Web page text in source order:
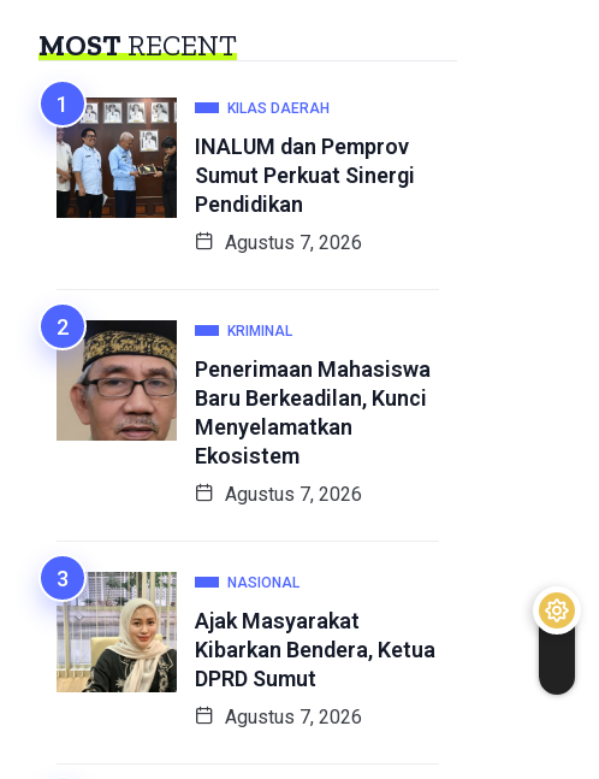
MOSTRECENT
KILAS DAERAH
INALUM dan Pemprov
Sumut Perkuat Sinergi
Pendidikan
Agustus 7, 2026
KRIMINAL
Penerimaan Mahasiswa
Baru Berkeadilan, Kunci
Menyelamatkan
Ekosistem
Agustus 7, 2026
NASIONAL
Ajak Masyarakat
Kibarkan Bendera, Ketua
DPRD Sumut
Agustus 7, 2026